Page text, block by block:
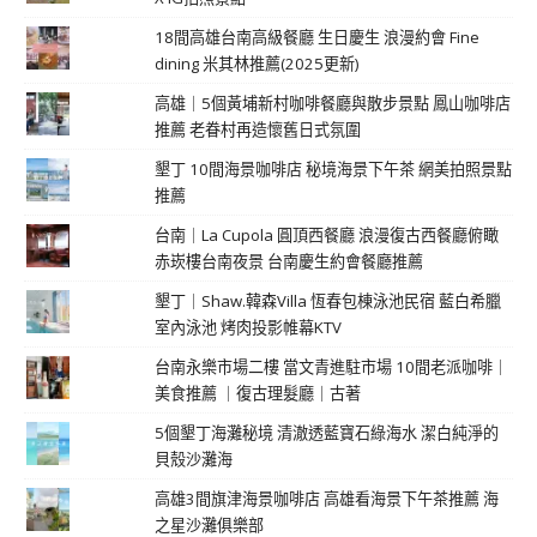
18間高雄台南高級餐廳 生日慶生 浪漫約會 Fine
dining 米其林推薦(2025更新)
高雄｜5個黃埔新村咖啡餐廳與散步景點 鳳山咖啡店
推薦 老眷村再造懷舊日式氛圍
墾丁 10間海景咖啡店 秘境海景下午茶 網美拍照景點
推薦
台南｜La Cupola 圓頂西餐廳 浪漫復古西餐廳俯瞰
赤崁樓台南夜景 台南慶生約會餐廳推薦
墾丁｜Shaw.韓森Villa 恆春包棟泳池民宿 藍白希臘
室內泳池 烤肉投影帷幕KTV
台南永樂市場二樓 當文青進駐市場 10間老派咖啡｜
美食推薦 ｜復古理髮廳｜古著
5個墾丁海灘秘境 清澈透藍寶石綠海水 潔白純淨的
貝殼沙灘海
高雄3間旗津海景咖啡店 高雄看海景下午茶推薦 海
之星沙灘俱樂部